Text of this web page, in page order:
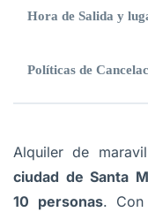
Hora de Salida y
Políticas de
Alquiler de
ciudad de Santa
10 personas. Con